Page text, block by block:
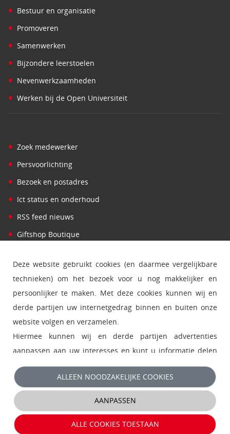
Deze website gebruikt cookies (en daarmee vergelijkbare
technieken) om het bezoek voor u nog makkelijker en
persoonlijker te maken. Met deze cookies kunnen wij en
derde partijen uw internetgedrag binnen en buiten onze
website volgen en verzamelen.
Hiermee kunnen wij en derde partijen advertenties
aanpassen aan uw interesses en kunt u informatie delen
via social media.
- Klik op 'Alleen noodzakelijke cookies' om functionele en
analytische cookies te accepteren en direct door te gaan
naar de website.
- Klik op 'Aanpassen' om uw voorkeuren voor cookies te
ALLEEN NOODZAKELIJKE COOKIES
AANPASSEN
ALLE COOKIES TOESTAAN
• Bestuur en organisatie
• Promoveren
• Samenwerken
• Bijzondere leerstoelen
• Nevenwerkzaamheden
• Werken bij de Open Universiteit
• Zoek medewerker
• Persvoorlichting
• Bezoek en postadres
• Ict status en onderhoud
• RSS feed nieuws
• Giftshop Boutique
© 2026 Open Universiteit |Disclaimer|Privacy|
Cookiebeleid